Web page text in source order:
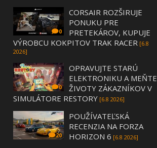
0
CORSAIR ROZŠIRUJE
PONUKU PRE
PRETEKÁROV, KUPUJE
VÝROBCU KOKPITOV TRAK RACER [6.8
2026]
0
OPRAVUJTE STARÚ
ELEKTRONIKU A MEŇTE
ŽIVOTY ZÁKAZNÍKOV V
SIMULÁTORE RESTORY [6.8 2026]
20
POUŽÍVATEĽSKÁ
RECENZIA NA FORZA
HORIZON 6 [6.8 2026]